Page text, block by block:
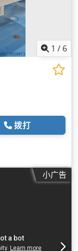
1 / 6
拨打
小广告